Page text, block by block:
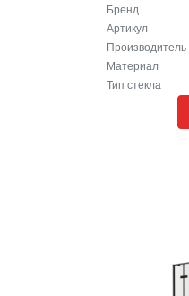
Бренд
Артикул
Производитель
Материал
Тип стекла